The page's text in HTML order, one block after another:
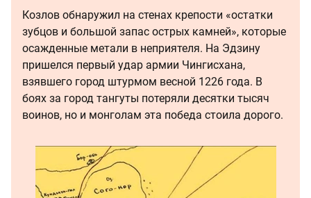
Козлов обнаружил на стенах крепости «остатки
зубцов и большой запас острых камней», которые
осажденные метали в неприятеля. На Эдзину
пришелся первый удар армии Чингисхана,
взявшего город штурмом весной 1226 года. В
боях за город тангуты потеряли десятки тысяч
воинов, но и монголам эта победа стоила дорого.